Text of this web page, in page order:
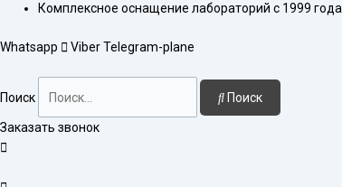
Комплексное оснащение лабораторий с 1999 года
Whatsapp ViberTelegram-plane
Поиск Поиск
Заказать звонок
роторного
150
керн